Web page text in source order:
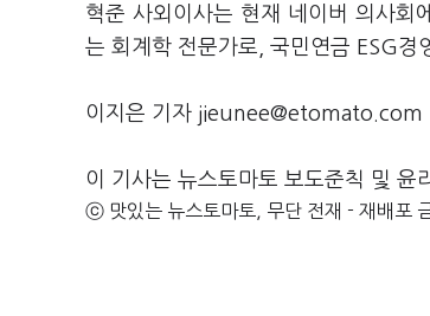
혁준 사외이사는 현재 네이버 의사회
는 회계학 전문가로, 국민연금 ESG
이지은 기자 jieunee@etomato.com
이 기사는 뉴스토마토 보도준칙 및 윤
ⓒ 맛있는 뉴스토마토, 무단 전재 - 재배포